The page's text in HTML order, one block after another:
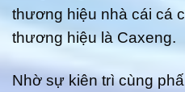
thương hiệu nhà cái cá
thương hiệu là Caxeng.
Nhờ sự kiên trì cùng